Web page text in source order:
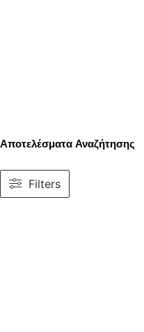
Αποτελέσματα Αναζήτησης
Filters